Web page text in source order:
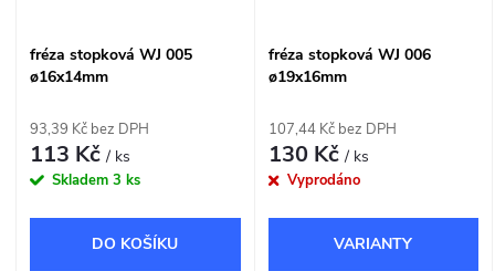
fréza stopková WJ 005
ø16x14mm
93,39 Kč bez DPH
113 Kč/ ks
Skladem 3 ks
DO KOŠÍKU
fréza stopková WJ 006
ø19x16mm
107,44 Kč bez DPH
130 Kč/ ks
Vyprodáno